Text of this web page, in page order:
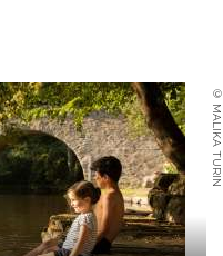
© MALIKA TURIN